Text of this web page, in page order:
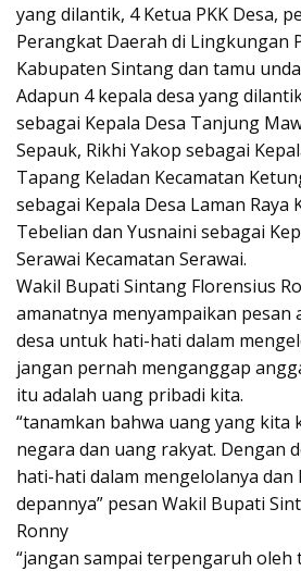
yang dilantik, 4 Ketua PKK Desa,
Perangkat Daerah di Lingkungan
Kabupaten Sintang dan tamu
Adapun 4 kepala desa yang
sebagai Kepala Desa Tanjung
Sepauk, Rikhi Yakop sebagai
Tapang Keladan Kecamatan
sebagai Kepala Desa Laman Raya
Tebelian dan Yusnaini sebagai
Serawai Kecamatan Serawai.
Wakil Bupati Sintang Florensius
amanatnya menyampaikan pesan
desa untuk hati-hati dalam
jangan pernah menganggap
itu adalah uang pribadi kita.
“tanamkan bahwa uang yang kita
negara dan uang rakyat. Dengan
hati-hati dalam mengelolanya dan
depannya” pesan Wakil Bupati
Ronny
“jangan sampai terpengaruh oleh